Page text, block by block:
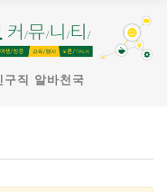
구직 알바천국